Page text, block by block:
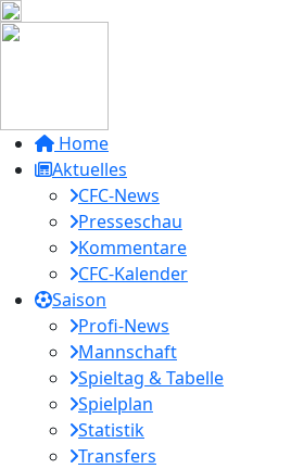
Home
Aktuelles
CFC-News
Presseschau
Kommentare
CFC-Kalender
Saison
Profi-News
Mannschaft
Spieltag & Tabelle
Spielplan
Statistik
Transfers